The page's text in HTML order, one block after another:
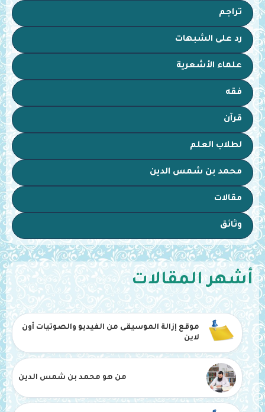
تراجم
رد على الشبهات
علماء الأشعرية
فقه
قرآن
لطلاب العلم
محمد بن شمس الدين
مقالات
وثائق
أشهر المقالات
موقع إزالة الموسيقى من الفيديو والصوتيات أون
لاين
من هو محمد بن شمس الدين